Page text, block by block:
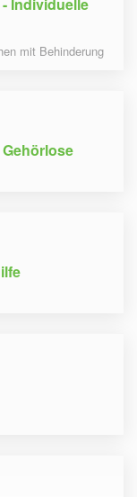
mit Behinderung